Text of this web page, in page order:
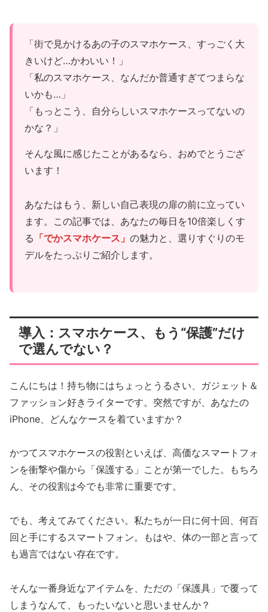
「街で見かけるあの子のスマホケース、すっごく大
きいけど…かわいい！」
「私のスマホケース、なんだか普通すぎてつまらな
いかも…」
「もっとこう、自分らしいスマホケースってないの
かな？」
そんな風に感じたことがあるなら、おめでとうござ
います！
あなたはもう、新しい自己表現の扉の前に立ってい
ます。この記事では、あなたの毎日を10倍楽しくす
る 「でかスマホケース」 の魅力と、選りすぐりのモ
デルをたっぷりご紹介します。
導入：スマホケース、もう“保護”だけ
で選んでない？
こんにちは！持ち物にはちょっとうるさい、ガジェット＆
ファッション好きライターです。突然ですが、あなたの
iPhone、どんなケースを着ていますか？
かつてスマホケースの役割といえば、高価なスマートフォ
ンを衝撃や傷から「保護する」ことが第一でした。もちろ
ん、その役割は今でも非常に重要です。
でも、考えてみてください。私たちが一日に何十回、何百
回と手にするスマートフォン。もはや、体の一部と言って
も過言ではない存在です。
そんな一番身近なアイテムを、ただの「保護具」で覆って
しまうなんて、もったいないと思いませんか？